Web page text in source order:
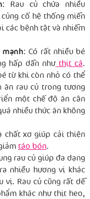
: Rau củ chứa nhiều
cố hệ thống miễn
các bệnh tật và nhiễm
mạnh: Có rất nhiều bé
hấp dẫn nhưthịt cá.
từ khi còn nhỏ có thể
rau củ trong tương
một chế độ ăn cân
nhiều thức ăn không
chất xơ giúp cải thiện
táo bón.
rau củ giúp đa dạng
nhiều hương vị khác
vị. Rau củ cũng rất dễ
khác như thịt heo,